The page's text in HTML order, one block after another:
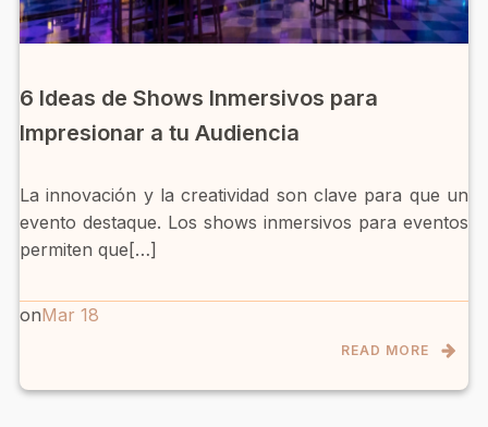
6 Ideas de Shows Inmersivos para
Impresionar a tu Audiencia
La innovación y la creatividad son clave para que un
evento destaque. Los shows inmersivos para eventos
permiten que[…]
onMar 18
READ MORE